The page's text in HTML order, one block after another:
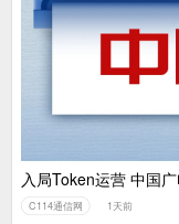
入局Token运营 中国
C114通信网 1天前